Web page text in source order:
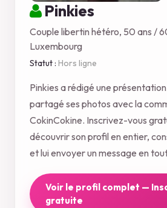
Pinkies
Couple libertin hétéro, 50 ans /
Luxembourg
Statut : Hors ligne
Pinkies a rédigé une
partagé ses photos avec la
CokinCokine. Inscrivez-vous
découvrir son profil en entier,
et lui envoyer un message en
Voir le profil complet —
gratuite